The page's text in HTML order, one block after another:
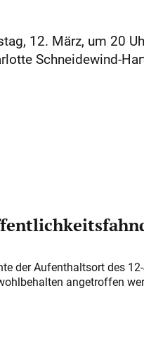
12. März, um 20
Schneidewind-
der Aufenthaltsort des
angetroffen